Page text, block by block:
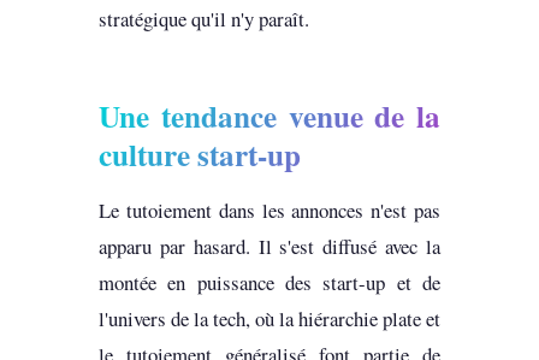
stratégique qu'il n'y paraît.
Une tendance venue de la
culture start-up
Le tutoiement dans les annonces n'est pas
apparu par hasard. Il s'est diffusé avec la
montée en puissance des start-up et de
l'univers de la tech, où la hiérarchie plate et